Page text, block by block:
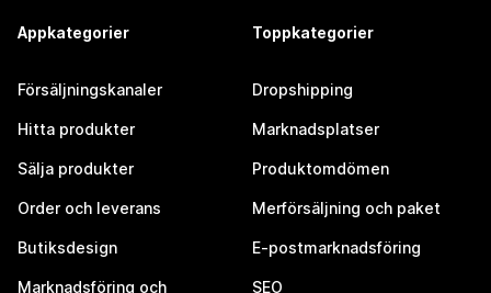
Appkategorier
Försäljningskanaler
Hitta produkter
Sälja produkter
Order och leverans
Butiksdesign
Marknadsföring och
Toppkategorier
Dropshipping
Marknadsplatser
Produktomdömen
Merförsäljning och paket
E-postmarknadsföring
SEO